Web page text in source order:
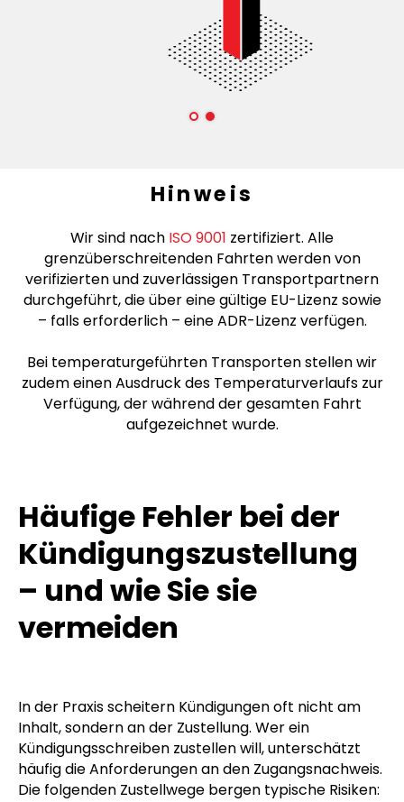
Hinweis
Wir sind nach ISO 9001 zertifiziert. Alle
grenzüberschreitenden Fahrten werden von
verifizierten und zuverlässigen Transportpartnern
durchgeführt, die über eine gültige EU-Lizenz sowie
– falls erforderlich – eine ADR-Lizenz verfügen.
Bei temperaturgeführten Transporten stellen wir
zudem einen Ausdruck des Temperaturverlaufs zur
Verfügung, der während der gesamten Fahrt
aufgezeichnet wurde.
Häufige Fehler bei der
Kündigungszustellung
– und wie Sie sie
vermeiden
In der Praxis scheitern Kündigungen oft nicht am
Inhalt, sondern an der Zustellung. Wer ein
Kündigungsschreiben zustellen will, unterschätzt
häufig die Anforderungen an den Zugangsnachweis.
Die folgenden Zustellwege bergen typische Risiken: